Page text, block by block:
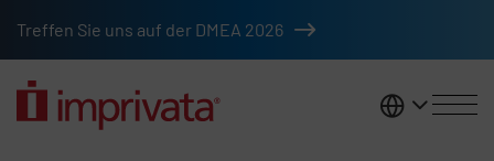
Treffen Sie uns auf der DMEA 2026
DACH